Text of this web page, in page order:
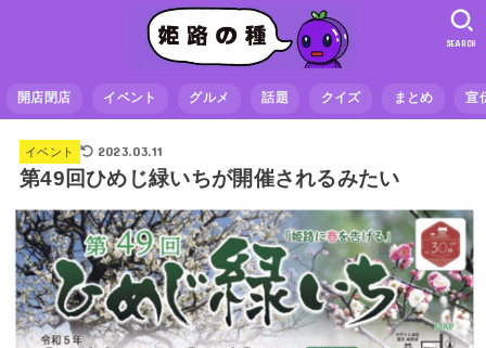
開店閉店 イベント グルメ 話題 クイズ まとめ 宣
SEARCH
イベント 2023.03.11
第49回ひめじ緑いちが開催されるみたい